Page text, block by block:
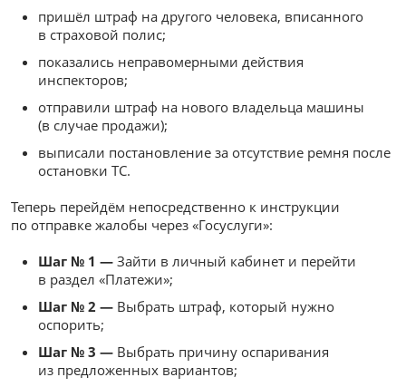
пришёл штраф на другого человека, вписанного
в страховой полис;
показались неправомерными действия
инспекторов;
отправили штраф на нового владельца машины
(в случае продажи);
выписали постановление за отсутствие ремня после
остановки ТС.
Теперь перейдём непосредственно к инструкции
по отправке жалобы через «Госуслуги»:
Шаг № 1 — Зайти в личный кабинет и перейти
в раздел «Платежи»;
Шаг № 2 — Выбрать штраф, который нужно
оспорить;
Шаг № 3 — Выбрать причину оспаривания
из предложенных вариантов;